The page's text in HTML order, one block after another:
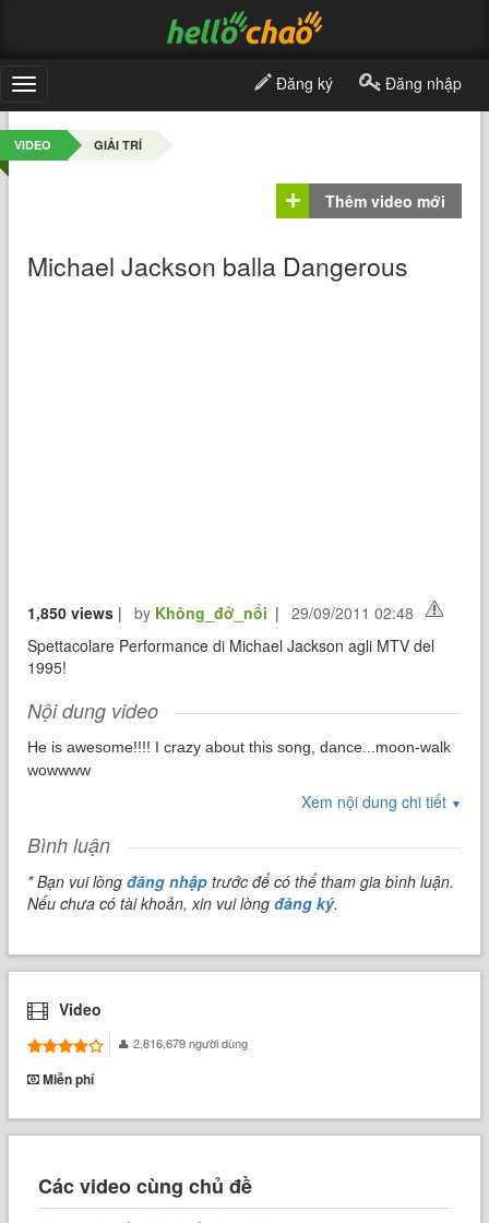
Toggle
navigation
Đăng ký Đăng nhập
VIDEO GIẢI TRÍ
Thêm video mới
Michael Jackson balla Dangerous
1,850 views | by Không_đở_nổi |
29/09/2011 02:48
Spettacolare Performance di Michael Jackson agli MTV del
1995!
Nội dung video
He is awesome!!!! I crazy about this song, dance...moon-walk
wowwww
Xem nội dung chi tiết ▼
Bình luận
* Bạn vui lòngđăng nhập trước để có thể tham gia bình luận.
Nếu chưa có tài khoản, xin vui lòngđăng ký.
Video
2,816,679 người dùng
Miễn phí
Các video cùng chủ đề